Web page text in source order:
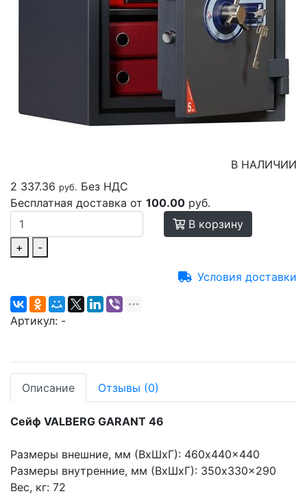
В НАЛИЧИИ
2 337.36 руб. Без НДС
Бесплатная доставка от 100.00 руб.
+ -
В корзину
Условия доставки
Артикул: -
Описание Отзывы (0)
Сейф VALBERG GARANT 46
Размеры внешние, мм (ВхШхГ): 460x440x440
Размеры внутренние, мм (ВхШхГ): 350x330x290
Вес, кг: 72